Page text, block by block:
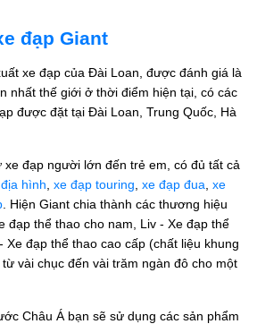
đạp Giant
xe đạp của Đài Loan, được đánh giá là
nhất thế giới ở thời điểm hiện tại, có các
được đặt tại Đài Loan, Trung Quốc, Hà
xe đạp người lớn đến trẻ em, có đủ tất cả
hình xe đạp touring xe đạp đua xe
. Hiện Giant chia thành các thương hiệu
đạp thể thao cho nam, Liv - Xe đạp thể
Xe đạp thể thao cao cấp (chất liệu khung
vài chục đến vài trăm ngàn đô cho một
Châu Á bạn sẽ sử dụng các sản phẩm